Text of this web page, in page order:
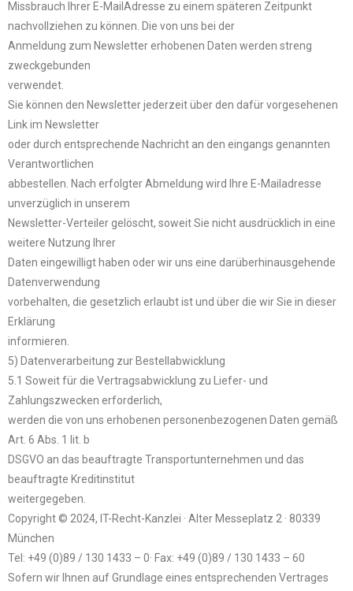
Missbrauch Ihrer E-MailAdresse zu einem späteren Zeitpunkt
nachvollziehen zu können. Die von uns bei der
Anmeldung zum Newsletter erhobenen Daten werden streng
zweckgebunden
verwendet.
Sie können den Newsletter jederzeit über den dafür vorgesehenen
Link im Newsletter
oder durch entsprechende Nachricht an den eingangs genannten
Verantwortlichen
abbestellen. Nach erfolgter Abmeldung wird Ihre E-Mailadresse
unverzüglich in unserem
Newsletter-Verteiler gelöscht, soweit Sie nicht ausdrücklich in eine
weitere Nutzung Ihrer
Daten eingewilligt haben oder wir uns eine darüberhinausgehende
Datenverwendung
vorbehalten, die gesetzlich erlaubt ist und über die wir Sie in dieser
Erklärung
informieren.
5) Datenverarbeitung zur Bestellabwicklung
5.1 Soweit für die Vertragsabwicklung zu Liefer- und
Zahlungszwecken erforderlich,
werden die von uns erhobenen personenbezogenen Daten gemäß
Art. 6 Abs. 1 lit. b
DSGVO an das beauftragte Transportunternehmen und das
beauftragte Kreditinstitut
weitergegeben.
Copyright © 2024, IT-Recht-Kanzlei · Alter Messeplatz 2 · 80339
München
Tel: +49 (0)89 / 130 1433 – 0· Fax: +49 (0)89 / 130 1433 – 60
Sofern wir Ihnen auf Grundlage eines entsprechenden Vertrages